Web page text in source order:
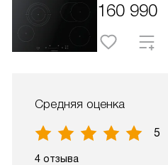
160 990
Средняя оценка
5
4 отзыва